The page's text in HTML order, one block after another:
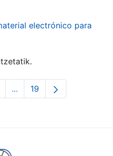
electrónico para
...Intermediate Pages Use
Orrialdea
19